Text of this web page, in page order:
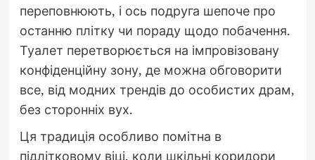
переповнюють, і ось подруга шепоче про
останню плітку чи пораду щодо побачення.
Туалет перетворюється на імпровізовану
конфіденційну зону, де можна обговорити
все, від модних трендів до особистих драм,
без сторонніх вух.
Ця традиція особливо помітна в
підлітковому віці, коли шкільні коридори